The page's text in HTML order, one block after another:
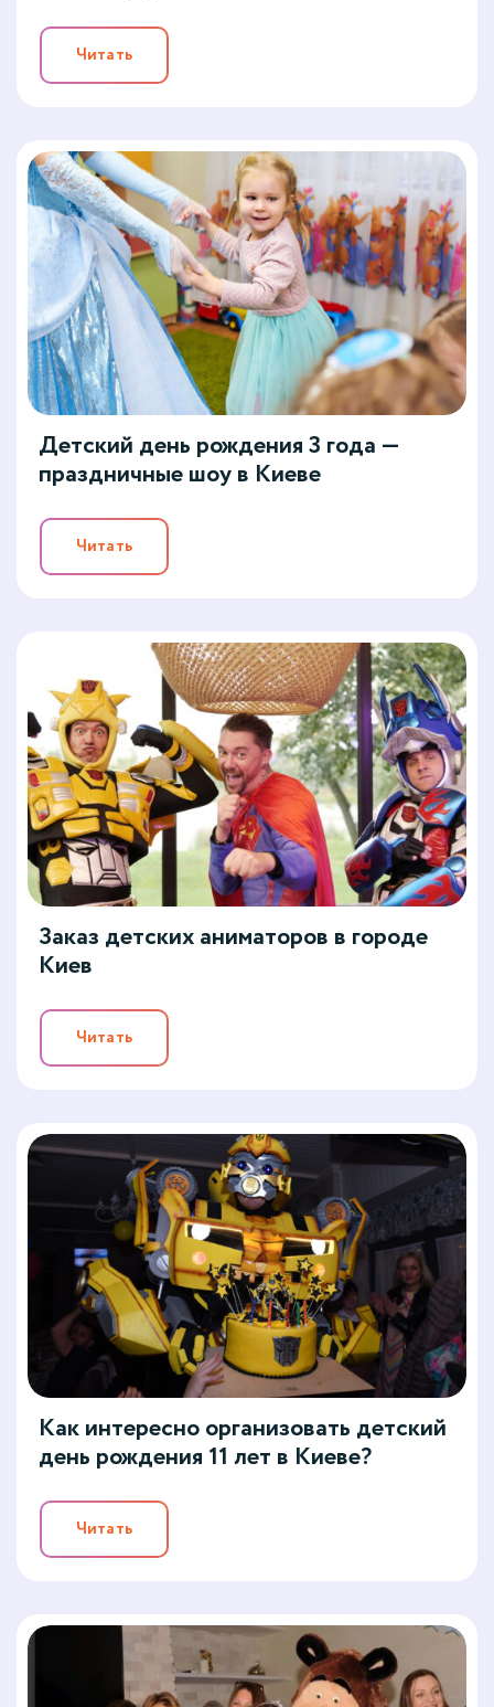
Читать
Детский день рождения 3 года —
праздничные шоу в Киеве
Читать
Заказ детских аниматоров в городе
Киев
Читать
Как интересно организовать детский
день рождения 11 лет в Киеве?
Читать